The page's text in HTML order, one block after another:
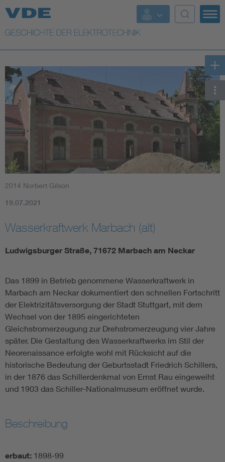
Top Themen
Weitere Themen
2014 Norbert Gilson
19.07.2021
Wasserkraftwerk Marbach (alt)
Ludwigsburger Straße, 71672 Marbach am Neckar
Das 1899 in Betrieb genommene Wasserkraftwerk in
Marbach am Neckar dokumentiert den schnellen Fortschritt
der Elektrizitätsversorgung der Stadt Stuttgart, mit dem
Wechsel von der 1895 eingerichteten
Gleichstromerzeugung zur Drehstromerzeugung vier Jahre
später. Die Gestaltung des Wasserkraftwerks im Stil der
Neorenaissance erfolgte wohl mit Rücksicht auf die
historische Bedeutung der Geburtsstadt Friedrich Schillers,
in der 1876 das Schillerdenkmal von Ernst Rau eingeweiht
und 1903 das Schiller-Nationalmuseum eröffnet wurde.
Beschreibung
erbaut: 1898-99